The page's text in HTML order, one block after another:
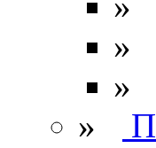
»
»
»